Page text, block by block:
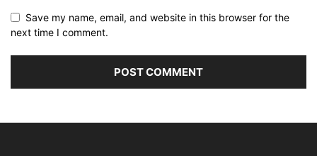
Save my name, email, and website in this browser for the
next time I comment.